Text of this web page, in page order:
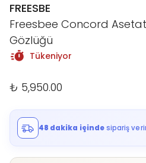
FREESBE
Freesbee Concord
Gözlüğü
Tükeniyor
₺ 5,950.00
48 dakika içindesipariş